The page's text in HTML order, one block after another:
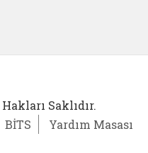
Saklıdır.
BİTS Yardım Masası